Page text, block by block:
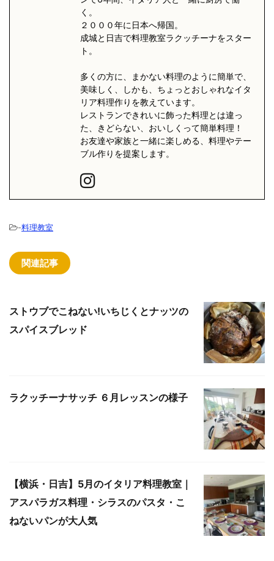
く。
２０００年に日本へ帰国。
成城と日吉で料理教室ラクッチーナをスター
ト。
多くの方に、まかない料理のように簡単で、
美味しく、しかも、ちょっとおしゃれなイタ
リア料理作りを教えています。
レストランできれいに飾った料理とは違っ
た、きどらない、おいしくって簡単料理！
お友達や家族と一緒に楽しめる、料理やテー
ブル作りを提案します。
-料理教室
関連記事
ストウブでこねない!いちじくとナッツの
スパイスブレッド
ラクッチーナサッチ ６月レッスンの様子
【横浜・日吉】5月のイタリア料理教室｜
アスパラガス料理・シラスのパスタ・こ
ねないパンが大人気